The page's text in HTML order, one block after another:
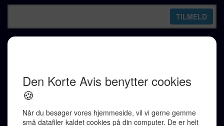
Karen Jespersen
Redaktionen kontaktes via mail til
redaktion@denkorteavis.dk
Telefonsvarer 20 30 10 96
Von Ostensgade 22, 2791 Dragør